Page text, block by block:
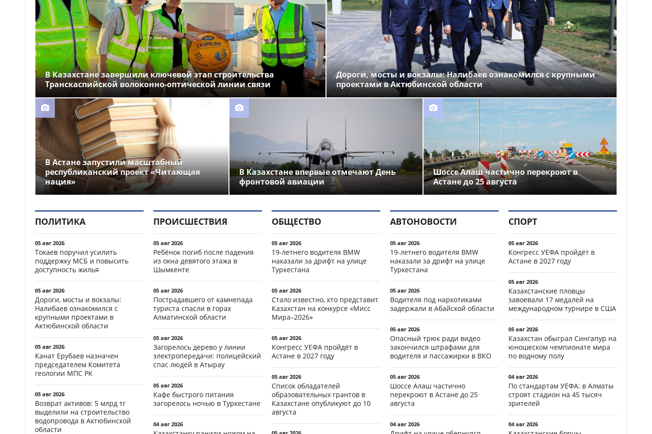
устроили праздник для
крокодила
12:26
Почти 12 тысяч км
электросетей отремонтировали
в Казахстане
В Казахстане завершили ключевой этап строительства
Транскаспийской волоконно-оптической линии связи
Дороги, мосты и вокзалы: Налибаев ознакомился с крупными
проектами в Актюбинской области
В Астане запустили масштабный
республиканский проект «Читающая
нация»
В Казахстане впервые отмечают День
фронтовой авиации
Шоссе Алаш частично перекроют в
Астане до 25 августа
ПОЛИТИКА
05 авг 2026
Токаев поручил усилить
поддержку МСБ и повысить
доступность жилья
05 авг 2026
Дороги, мосты и вокзалы:
Налибаев ознакомился с
крупными проектами в
Актюбинской области
05 авг 2026
Канат Ерубаев назначен
председателем Комитета
геологии МПС РК
05 авг 2026
Возврат активов: 5 млрд тг
выделили на строительство
водопровода в Актюбинской
области
ПРОИСШЕСТВИЯ
05 авг 2026
Ребёнок погиб после падения
из окна девятого этажа в
Шымкенте
05 авг 2026
Пострадавшего от камнепада
туриста спасли в горах
Алматинской области
05 авг 2026
Загорелось дерево у линии
электропередачи: полицейский
спас людей в Атырау
05 авг 2026
Кафе быстрого питания
загорелось ночью в Туркестане
04 авг 2026
ОБЩЕСТВО
05 авг 2026
19-летнего водителя BMW
наказали за дрифт на улице
Туркестана
05 авг 2026
Стало известно, кто представит
Казахстан на конкурсе «Мисс
Мира–2026»
05 авг 2026
Конгресс УЕФА пройдёт в
Астане в 2027 году
05 авг 2026
Список обладателей
образовательных грантов в
Казахстане опубликуют до 10
августа
АВТОНОВОСТИ
05 авг 2026
19-летнего водителя BMW
наказали за дрифт на улице
Туркестана
05 авг 2026
Водителя под наркотиками
задержали в Абайской области
05 авг 2026
Опасный трюк ради видео
закончился штрафами для
водителя и пассажирки в ВКО
05 авг 2026
Шоссе Алаш частично
перекроют в Астане до 25
августа
04 авг 2026
СПОРТ
05 авг 2026
Конгресс УЕФА пройдёт в
Астане в 2027 году
05 авг 2026
Казахстанские пловцы
завоевали 17 медалей на
международном турнире в США
05 авг 2026
Казахстан обыграл Сингапур на
юношеском чемпионате мира
по водному полу
04 авг 2026
По стандартам УЕФА: в Алматы
строят стадион на 45 тысяч
зрителей
04 авг 2026